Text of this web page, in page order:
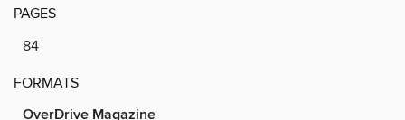
PAGES
84
FORMATS
OverDrive Magazine